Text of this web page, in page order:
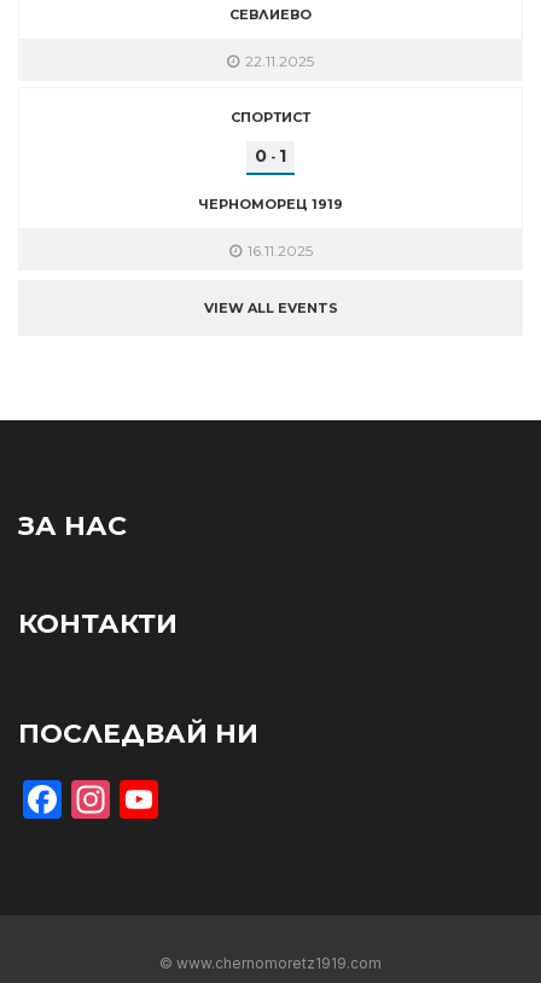
СЕВЛИЕВО
22.11.2025
СПОРТИСТ
0 - 1
ЧЕРНОМОРЕЦ 1919
16.11.2025
VIEW ALL EVENTS
ЗА НАС
КОНТАКТИ
ПОСЛЕДВАЙ НИ
Facebook
Instagram
© www.chernomoretz1919.com